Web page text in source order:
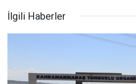
İlgili Haberler